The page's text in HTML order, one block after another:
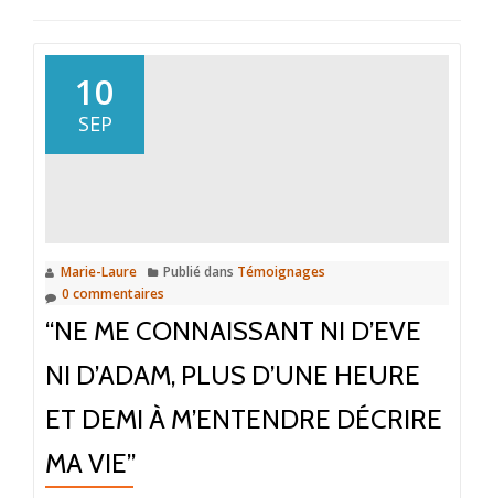
10
SEP
Marie-Laure Publié dans Témoignages
0 commentaires
“NE ME CONNAISSANT NI D’EVE
NI D’ADAM, PLUS D’UNE HEURE
ET DEMI À M’ENTENDRE DÉCRIRE
MA VIE”